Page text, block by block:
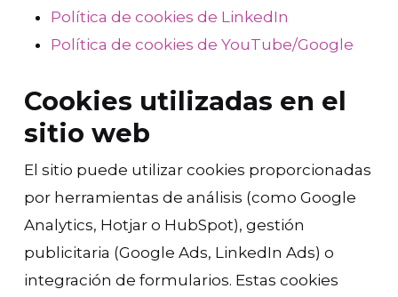
Política de cookies de LinkedIn
Política de cookies de YouTube/Google
Cookies utilizadas en el
sitio web
El sitio puede utilizar cookies proporcionadas
por herramientas de análisis (como Google
Analytics, Hotjar o HubSpot), gestión
publicitaria (Google Ads, LinkedIn Ads) o
integración de formularios. Estas cookies